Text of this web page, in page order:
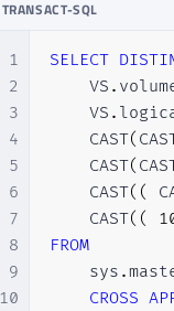
TRANSACT-SQL
1
2
3
4
5
6
7
8
9
10
SELECT
    VS
.
    VS
.
    CAST
(
    CAST
(
    CAST
( (
    CAST
( (
FROM
    sys
.
CROSS